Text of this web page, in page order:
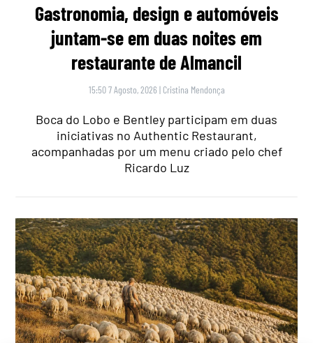
Gastronomia, design e automóveis
juntam-se em duas noites em
restaurante de Almancil
15:50 7 Agosto, 2026 | Cristina Mendonça
Boca do Lobo e Bentley participam em duas
iniciativas no Authentic Restaurant,
acompanhadas por um menu criado pelo chef
Ricardo Luz